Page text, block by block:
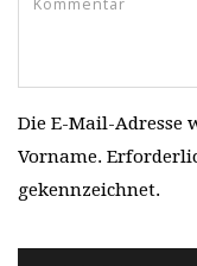
Die E-Mail-
Vorname.
gekennzeichnet.